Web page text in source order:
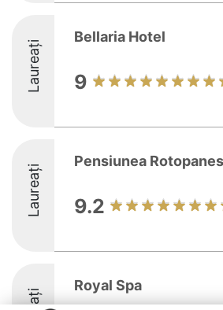
Laureați
Bellaria Hotel
9
Laureați
Pensiunea
9.2
Royal Spa